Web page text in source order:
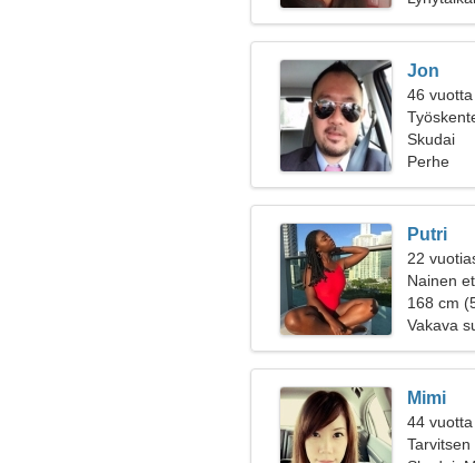
Jon
46
naisen
Skudai
Perhe
Putri
22
Nainen
168 cm
Vakava
Mimi
44